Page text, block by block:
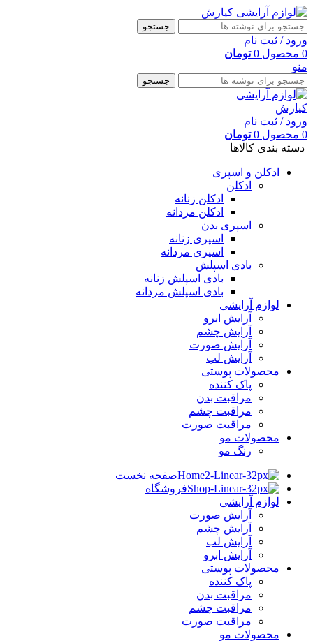
جستجو
ورود / ثبت نام
0 محصول 0 تومان
منو
جستجو
ورود / ثبت نام
0 محصول 0 تومان
دسته بندی کالاها
ادکلن و اسپری
ادکلن
ادکلن زنانه
ادکلن مردانه
اسپری بدن
اسپری زنانه
اسپری مردانه
بادی اسپلش
بادی اسپلش زنانه
بادی اسپلش مردانه
لوازم آرایشی
آرایش ابرو
آرایش چشم
آرایش صورت
آرایش لب
محصولات پوستی
پاک کننده
مراقبت بدن
مراقبت چشم
مراقبت صورت
محصولات مو
رنگ مو
صفحه نخست
فروشگاه
لوازم آرایشی
آرایش صورت
آرایش چشم
آرایش لب
آرایش ابرو
محصولات پوستی
پاک کننده
مراقبت بدن
مراقبت چشم
مراقبت صورت
محصولات مو